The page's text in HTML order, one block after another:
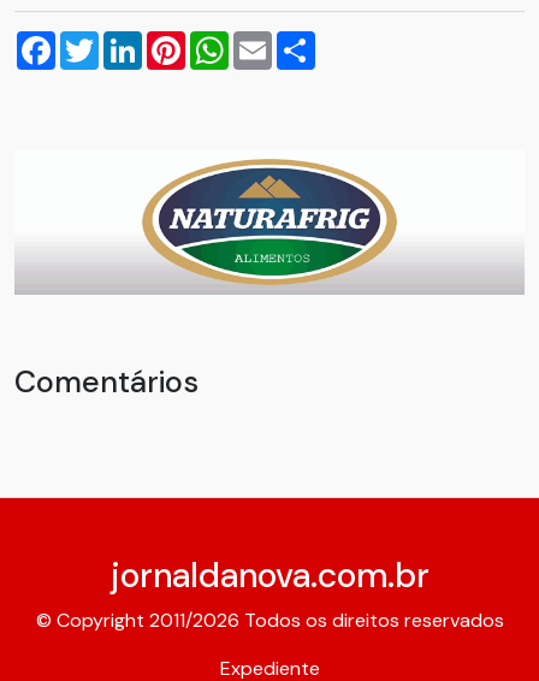
Facebook
TwitterLinkedInPinterestWhatsApp
Email
Comentários
jornaldanova.com.br
© Copyright 2011/2026 Todos os direitos reservados
Expediente